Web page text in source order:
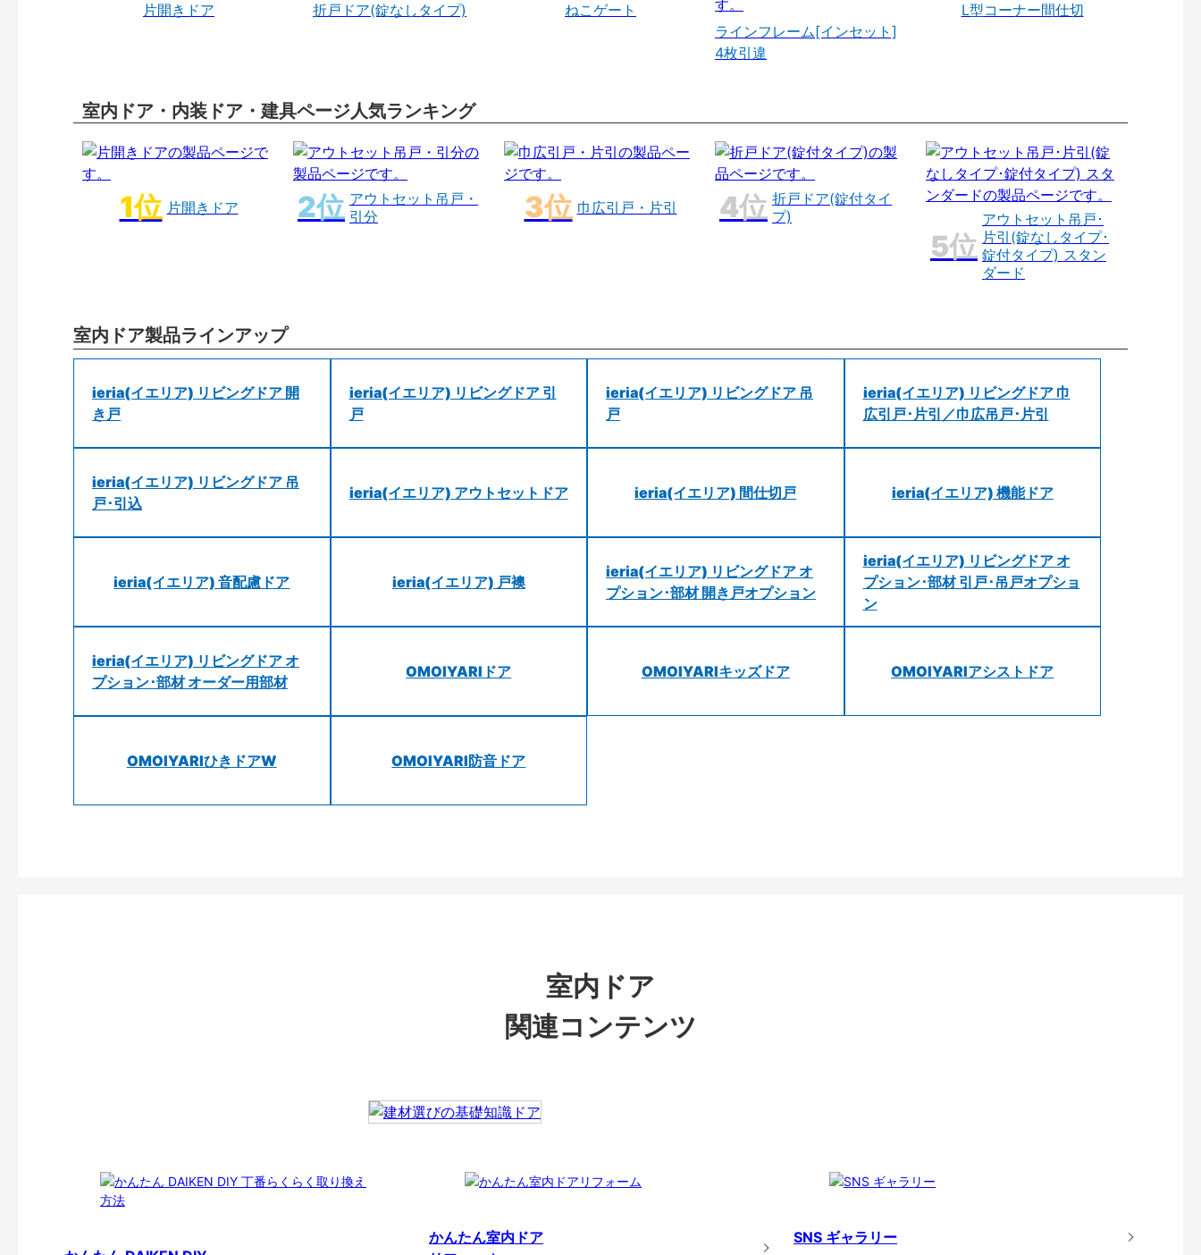
片開きドア 折戸ドア(錠なしタイプ)
ねこゲート
ラインフレーム[インセット]
4枚引違
L型コーナー間仕切
室内ドア・内装ドア・建具ページ人気ランキング
片開きドア
アウトセット吊戸・
引分
巾広引戸・片引
折戸ドア(錠付タイ
プ)
アウトセット吊戸･
片引(錠なしタイプ･
錠付タイプ) スタン
ダード
室内ドア製品ラインアップ
ieria(イエリア) リビングドア 開
き戸
ieria(イエリア) リビングドア 引
戸
ieria(イエリア) リビングドア 吊
戸
ieria(イエリア) リビングドア 巾
広引戸･片引／巾広吊戸･片引
ieria(イエリア) リビングドア 吊
戸･引込
ieria(イエリア) アウトセットドア ieria(イエリア) 間仕切戸 ieria(イエリア) 機能ドア
ieria(イエリア) 音配慮ドア ieria(イエリア) 戸襖
ieria(イエリア) リビングドア オ
プション･部材 開き戸オプション
ieria(イエリア) リビングドア オ
プション･部材 引戸･吊戸オプショ
ン
ieria(イエリア) リビングドア オ
プション･部材 オーダー用部材
OMOIYARIドア OMOIYARIキッズドア OMOIYARIアシストドア
OMOIYARIひきドアW OMOIYARI防音ドア
室内ドア
関連コンテンツ
かんたん室内ドア
SNS ギャラリー